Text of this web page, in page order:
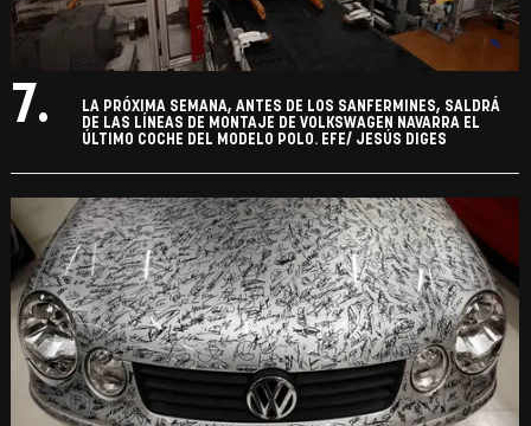
7.
LA PRÓXIMA SEMANA, ANTES DE LOS SANFERMINES, SALDRÁ
DE LAS LÍNEAS DE MONTAJE DE VOLKSWAGEN NAVARRA EL
ÚLTIMO COCHE DEL MODELO POLO. EFE/ JESÚS DIGES